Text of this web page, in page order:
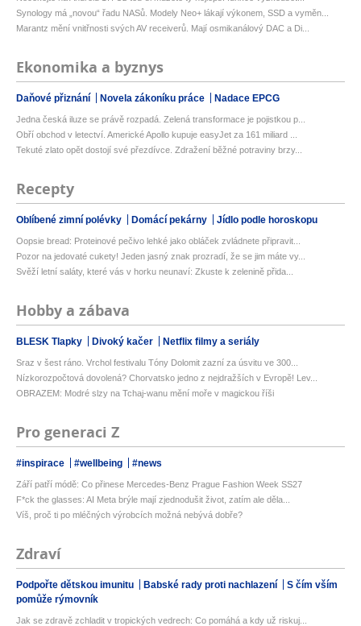
Synology má „novou“ řadu NASů. Modely Neo+ lákají výkonem, SSD a vyměn...
Marantz mění vnitřnosti svých AV receiverů. Mají osmikanálový DAC a Di...
Ekonomika a byznys
Daňové přiznání Novela zákoníku práce Nadace EPCG
Jedna česká iluze se právě rozpadá. Zelená transformace je pojistkou p...
Obří obchod v letectví. Americké Apollo kupuje easyJet za 161 miliard ...
Tekuté zlato opět dostojí své přezdívce. Zdražení běžné potraviny brzy...
Recepty
Oblíbené zimní polévky Domácí pekárny Jídlo podle horoskopu
Oopsie bread: Proteinové pečivo lehké jako obláček zvládnete připravit...
Pozor na jedovaté cukety! Jeden jasný znak prozradí, že se jim máte vy...
Svěží letní saláty, které vás v horku neunaví: Zkuste k zelenině přida...
Hobby a zábava
BLESK Tlapky Divoký kačer Netflix filmy a seriály
Sraz v šest ráno. Vrchol festivalu Tóny Dolomit zazní za úsvitu ve 300...
Nízkorozpočtová dovolená? Chorvatsko jedno z nejdražších v Evropě! Lev...
OBRAZEM: Modré slzy na Tchaj-wanu mění moře v magickou říši
Pro generaci Z
#inspirace #wellbeing #news
Září patří módě: Co přinese Mercedes-Benz Prague Fashion Week SS27
F*ck the glasses: AI Meta brýle mají zjednodušit život, zatím ale děla...
Víš, proč ti po mléčných výrobcích možná nebývá dobře?
Zdraví
Podpořte dětskou imunitu Babské rady proti nachlazení
S čím vším
pomůže rýmovník
Jak se zdravě zchladit v tropických vedrech: Co pomáhá a kdy už riskuj...